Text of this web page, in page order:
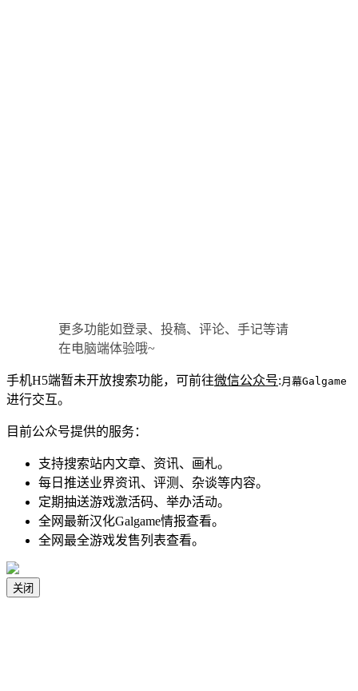
更多功能如登录、投稿、评论、手记等请
在电脑端体验哦~
手机H5端暂未开放搜索功能，可前往微信公众号:月幕Galgame
进行交互。
目前公众号提供的服务：
支持搜索站内文章、资讯、画札。
每日推送业界资讯、评测、杂谈等内容。
定期抽送游戏激活码、举办活动。
全网最新汉化Galgame情报查看。
全网最全游戏发售列表查看。
关闭